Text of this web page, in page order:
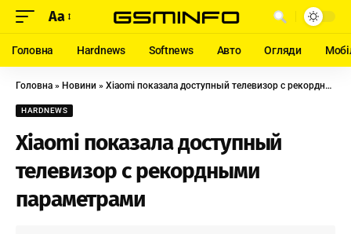
Aa
Головна Hardnews Softnews Авто Огляди
Головна » Новини » Xiaomi показала доступный телевизор с рекордными параметрами
HARDNEWS
Xiaomi показала доступный
телевизор с рекордными
параметрами